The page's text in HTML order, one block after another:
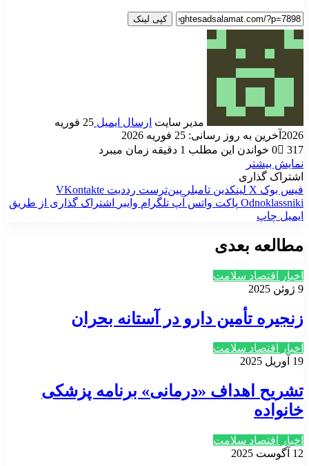
کپی لینک
مدیر سایت ارسال ایمیل
25 فوریه
2026 آخرین به روز رسانی: 25 فوریه 2026
0
317
خواندن این مطلب 1 دقیقه زمان میبرد
نمایش بیشتر
اشتراک گذاری
فیس بوک X لینکدین ‫تامبلر ‫پین‌ترست ‫رددیت ‫VKontakte
‫Odnoklassniki پاکت واتس آپ تلگرام وایبر
اشتراک گذاری از طریق
ایمیل چاپ
مطالعه بعدی
اخبار اقتصاد سلامت
9 ژوئن 2025
زنجیره تأمین دارو در آستانه بحران
اخبار اقتصاد سلامت
19 آوریل 2025
تشریح اهداف «درمانی» برنامه پزشکی
خانواده
اخبار اقتصاد سلامت
12 آگوست 2025